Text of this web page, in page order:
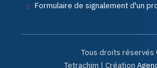
Formulaire de signalement d'un
Tous droits
Tetrachim | Création